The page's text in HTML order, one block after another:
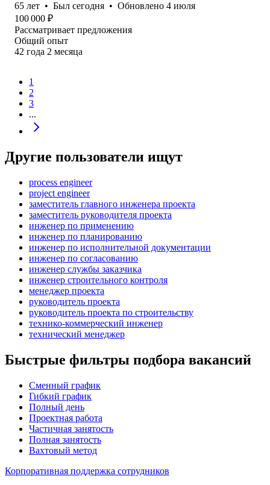
65 лет • Был сегодня • Обновлено 4 июля
100 000 ₽
Рассматривает предложения
Общий опыт
42 года 2 месяца
1
2
3
...
Другие пользователи ищут
process engineer
project engineer
заместитель главного инженера проекта
заместитель руководителя проекта
инженер по применению
инженер по планированию
инженер по исполнительной документации
инженер по согласованию
инженер службы заказчика
инженер строительного контроля
менеджер проекта
руководитель проекта
руководитель проекта по строительству
технико-коммерческий инженер
технический менеджер
Быстрые фильтры подбора вакансий
Сменный график
Гибкий график
Полный день
Проектная работа
Частичная занятость
Полная занятость
Вахтовый метод
Корпоративная поддержка сотрудников